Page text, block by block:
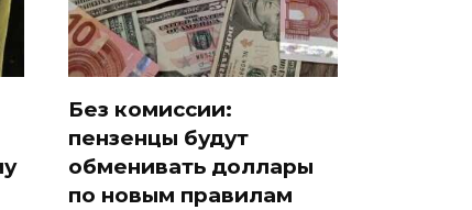
Без комиссии:
пензенцы будут
обменивать доллары
по новым правилам